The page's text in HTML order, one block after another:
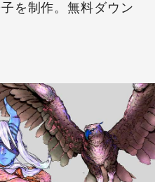
を制作。無料ダウン